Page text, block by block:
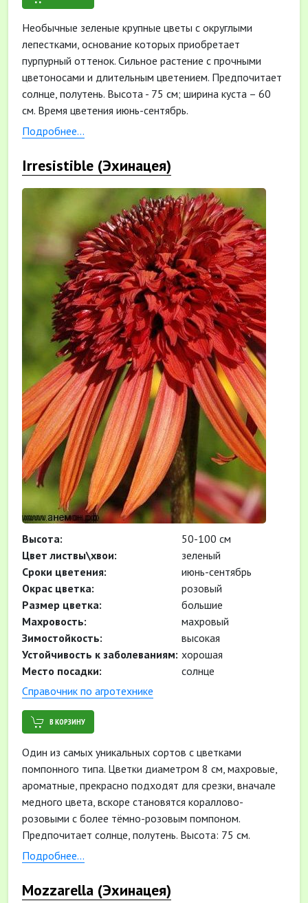
Необычные зеленые крупные цветы с округлыми
лепестками, основание которых приобретает
пурпурный оттенок. Сильное растение с прочными
цветоносами и длительным цветением. Предпочитает
солнце, полутень. Высота - 75 см; ширина куста – 60
см. Время цветения июнь-сентябрь.
Подробнее...
Irresistible (Эхинацея)
Высота:
50-100 см
Цвет листвы\хвои:
зеленый
Cроки цветения:
июнь-сентябрь
Окрас цветка:
розовый
Размер цветка:
большие
Махровость:
махровый
Зимостойкость:
высокая
Устойчивость к заболеваниям: хорошая
Место посадки:
солнце
Cправочник по агротехнике
В КОРЗИНУ
Один из самых уникальных сортов с цветками
помпонного типа. Цветки диаметром 8 см, махровые,
ароматные, прекрасно подходят для срезки, вначале
медного цвета, вскоре становятся кораллово-
розовыми с более тёмно-розовым помпоном.
Предпочитает солнце, полутень. Высота: 75 см.
Ширина: 70 см. Период цветения: с июня по август.
Подробнее...
Mozzarella (Эхинацея)